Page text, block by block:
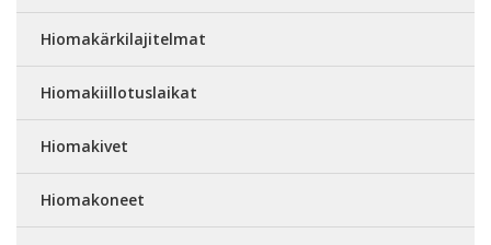
Hiomakärkilajitelmat
Hiomakiillotuslaikat
Hiomakivet
Hiomakoneet